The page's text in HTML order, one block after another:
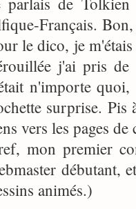
Français.
le dico, je
j'ai pris
n'importe quoi,
surprise. Pis
vers les pages
mon premier
débutant,
animés.)